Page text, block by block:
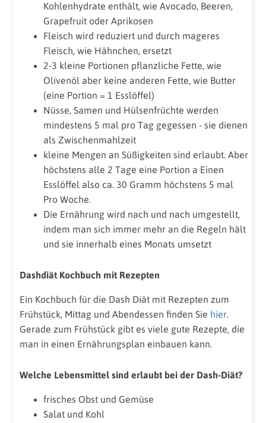
Kohlenhydrate enthält, wie Avocado, Beeren,
Grapefruit oder Aprikosen
Fleisch wird reduziert und durch mageres
Fleisch, wie Hähnchen, ersetzt
2-3 kleine Portionen pflanzliche Fette, wie
Olivenöl aber keine anderen Fette, wie Butter
(eine Portion = 1 Esslöffel)
Nüsse, Samen und Hülsenfrüchte werden
mindestens 5 mal pro Tag gegessen - sie dienen
als Zwischenmahlzeit
kleine Mengen an Süßigkeiten sind erlaubt. Aber
höchstens alle 2 Tage eine Portion a Einen
Esslöffel also ca. 30 Gramm höchstens 5 mal
Pro Woche.
Die Ernährung wird nach und nach umgestellt,
indem man sich immer mehr an die Regeln hält
und sie innerhalb eines Monats umsetzt
Dashdiät Kochbuch mit Rezepten
Ein Kochbuch für die Dash Diät mit Rezepten zum
Frühstück, Mittag und Abendessen finden Sie hier.
Gerade zum Frühstück gibt es viele gute Rezepte, die
man in einen Ernährungsplan einbauen kann.
Welche Lebensmittel sind erlaubt bei der Dash-Diät?
frisches Obst und Gemüse
Salat und Kohl